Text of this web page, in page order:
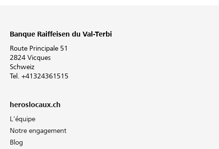
Banque Raiffeisen du Val-Terbi
Route Principale 51
2824 Vicques
Schweiz
Tel. +41324361515
heroslocaux.ch
L'équipe
Notre engagement
Blog